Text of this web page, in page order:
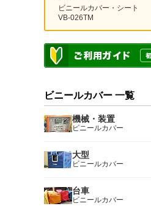
ビニールカバー・シート
VB-026TM
ビニールカバー 一覧
機械・装置
ビニールカバー
大型
ビニールカバー
台車
ビニールカバー